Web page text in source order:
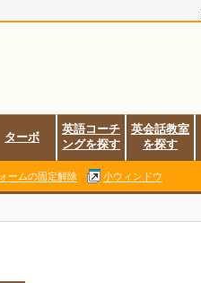
ターボ
英語コーチ
ングを探す
英会話教室
を探す
ームの固定解除 小ウィンドウ